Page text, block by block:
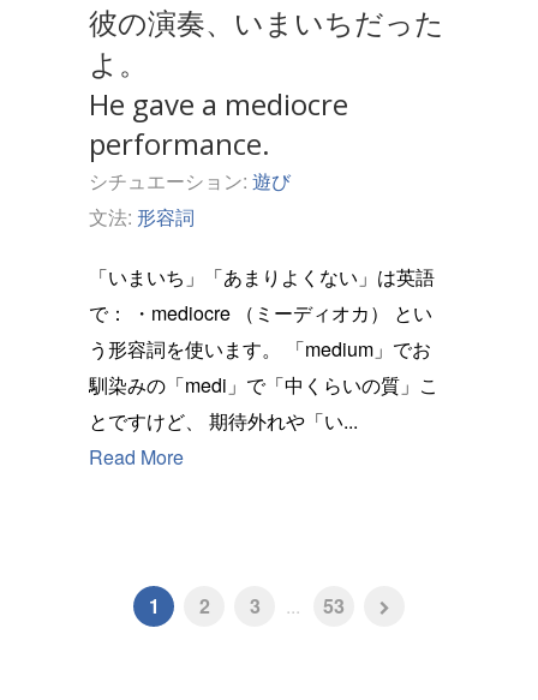
彼の演奏、いまいちだった
よ。
He gave a mediocre
performance.
シチュエーション: 遊び
文法: 形容詞
「いまいち」「あまりよくない」は英語
で： ・mediocre （ミーディオカ） とい
う形容詞を使います。 「medium」でお
馴染みの「medi」で「中くらいの質」こ
とですけど、 期待外れや「い...
Read More
1 2 3 ... 53